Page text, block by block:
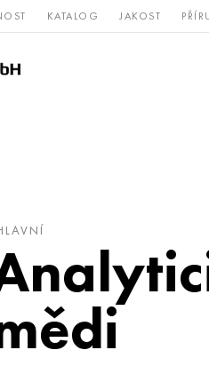
KATALOG JAKOST
nerezová